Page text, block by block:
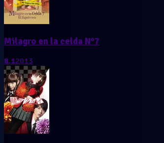
Milagro en la celda N°7
8.12013